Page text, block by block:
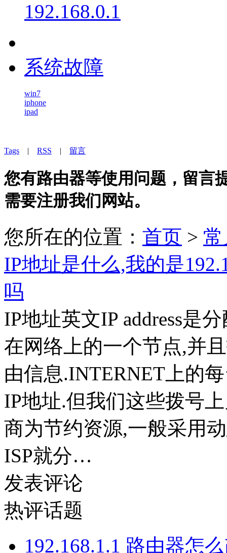
192.168.0.1
系统故障
win7
iphone
ipad
Tags | RSS | 留言
您有路由器等使用问题，留言
需要注册我们网站。
您所在的位置： 首页 >
IP地址是什么,我的是
吗
IP地址英文IP address是
在网络上的一个节点,并
由信息.INTERNET上的
IP地址.但我们这些拨号
商为节约资源,一般采用
ISP就分…
发表评论
热评话题
192.168.1.1 路由器怎